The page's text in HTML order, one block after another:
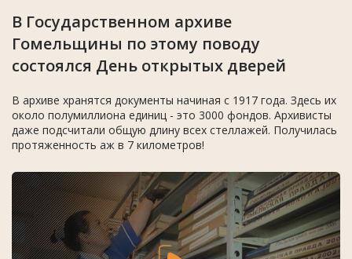
В Государственном архиве
Гомельщины по этому поводу
состоялся День открытых дверей
В архиве хранятся документы начиная с 1917 года. Здесь их
около полумиллиона единиц - это 3000 фондов. Архивисты
даже подсчитали общую длину всех стеллажей. Получилась
протяженность аж в 7 километров!